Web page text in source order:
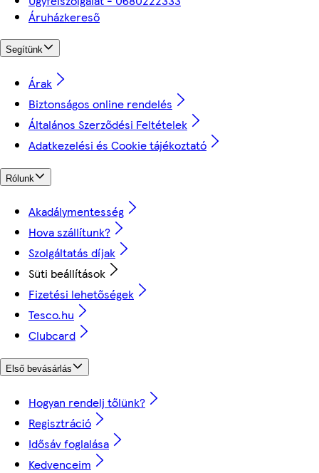
Áruházkereső
Segítünk
Árak
Biztonságos online rendelés
Általános Szerződési Feltételek
Adatkezelési és Cookie tájékoztató
Rólunk
Akadálymentesség
Hova szállítunk?
Szolgáltatás díjak
Süti beállítások
Fizetési lehetőségek
Tesco.hu
Clubcard
Első bevásárlás
Hogyan rendelj tőlünk?
Regisztráció
Idősáv foglalása
Kedvenceim